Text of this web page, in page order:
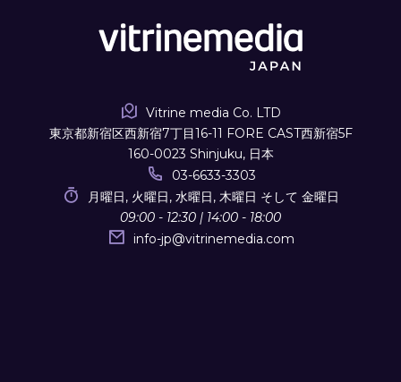
Vitrine media Co. LTD
東京都新宿区西新宿7丁目16-11 FORE CAST西新宿5F
160-0023 Shinjuku, 日本
03-6633-3303
月曜日, 火曜日, 水曜日, 木曜日 そして 金曜日
09:00 - 12:30 | 14:00 - 18:00
info-jp@vitrinemedia.com